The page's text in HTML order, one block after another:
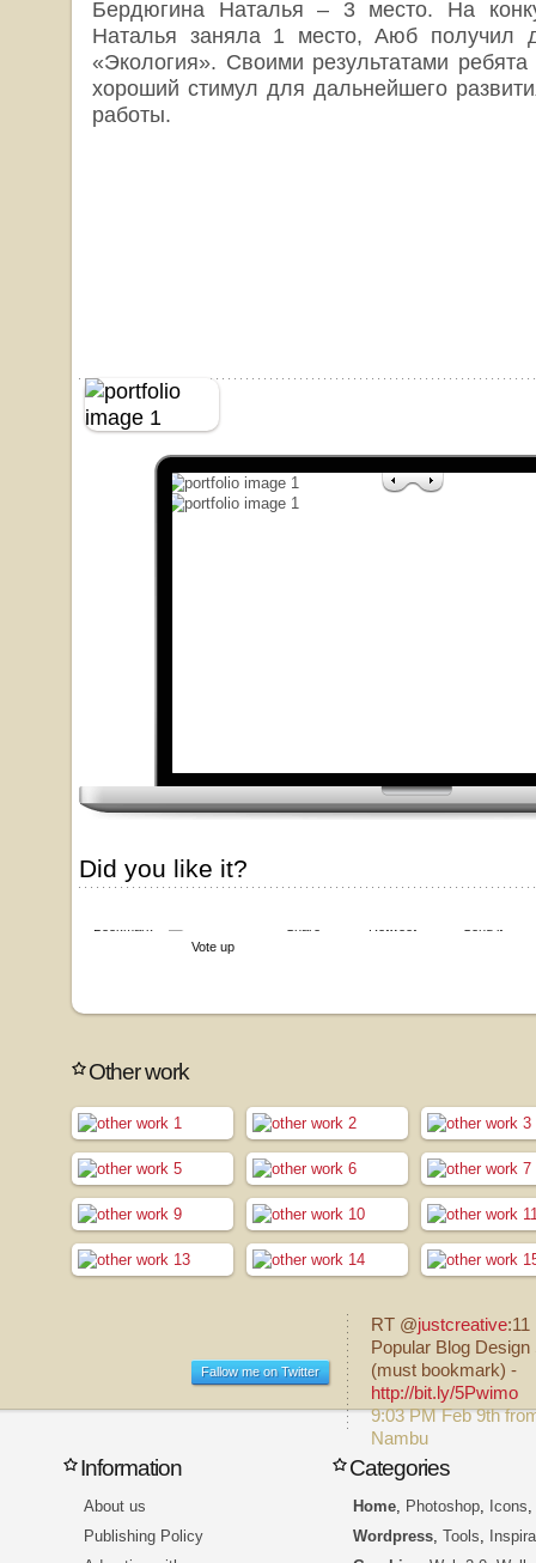
Бердюгина Наталья – 3 место. На
Наталья заняла 1 место, Аюб получил
«Экология». Своими результатами
хороший стимул для дальнейшего
работы.
Did you like it?
Vote up
Other work
Fallow me on Twitter
RT @justcreative:11
Popular Blog Design
(must bookmark) -
http://bit.ly/5Pwimo
9:03 PM Feb 9th
Nambu
Information
About us
Publishing Policy
Categories
Home Photoshop Icons
Wordpress Tools